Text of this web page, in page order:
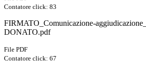
Contatore click: 83
FIRMATO_Comunicazione-
DONATO.pdf
File PDF
Contatore click: 67